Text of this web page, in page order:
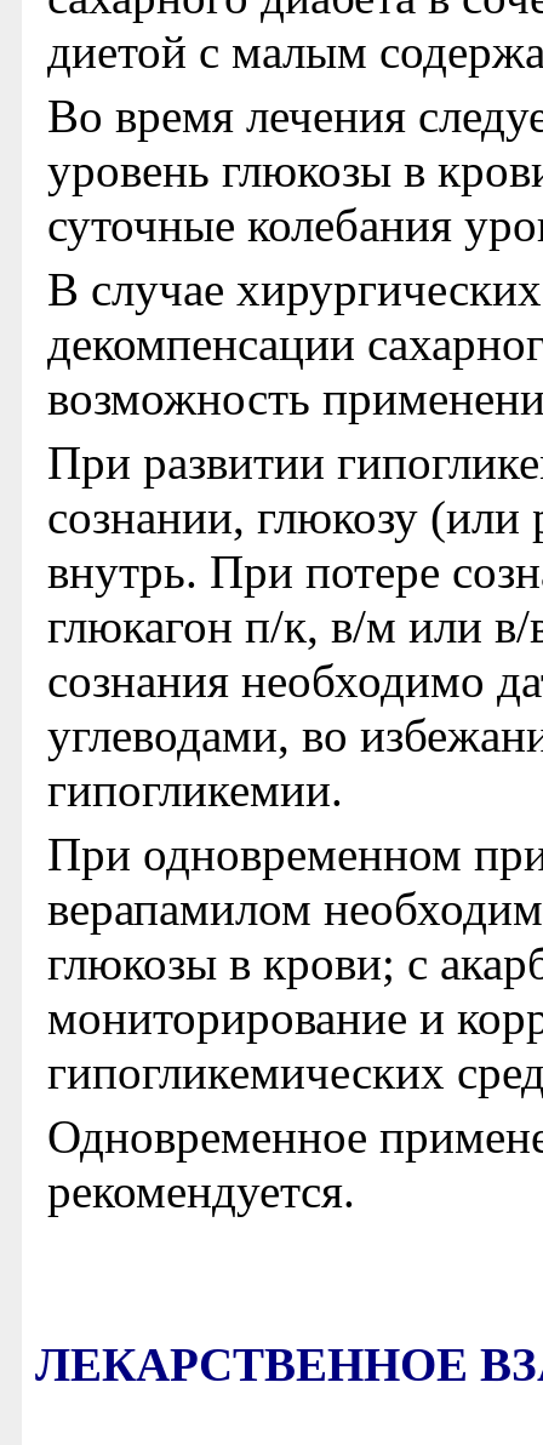
диетой с малым
Во время лечения
уровень глюкозы в
суточные колебания
В случае
декомпенсации
возможность
При развитии
сознании, глюкозу (или
внутрь. При потере
глюкагон п/к, в/м или в/
сознания необходимо
углеводами, во
гипогликемии.
При одновременном
верапамилом
глюкозы в крови; с
мониторирование и
гипогликемических
Одновременное
рекомендуется.
ЛЕКАРСТВЕННОЕ